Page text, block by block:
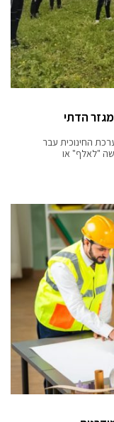
הדתי
החינוכית עבר
"לאלף" או